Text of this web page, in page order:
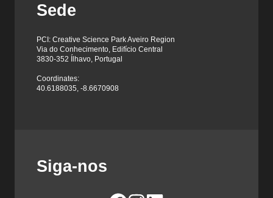
Sede
PCI: Creative Science Park Aveiro Region
Via do Conhecimento, Edifício Central
3830-352 Ílhavo, Portugal
Coordinates:
40.6188035, -8.6670908
Siga-nos